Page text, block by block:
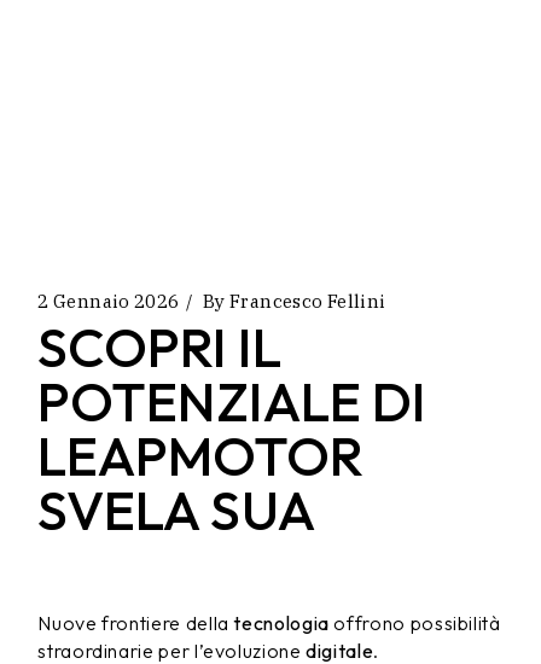
2 Gennaio 2026 By Francesco Fellini
SCOPRI IL
POTENZIALE DI
LEAPMOTOR
SVELA SUA
Nuove frontiere dellatecnologia offrono possibilità
straordinarie per l’evoluzionedigitale.